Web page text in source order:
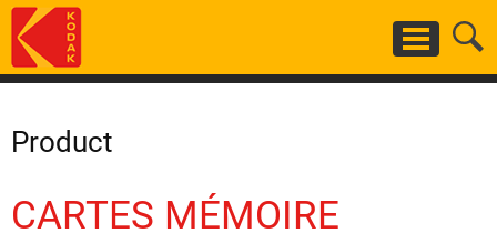
Aller
au
contenu
Product
CARTES MÉMOIRE